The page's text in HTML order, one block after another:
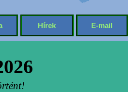
Hírek E-mail